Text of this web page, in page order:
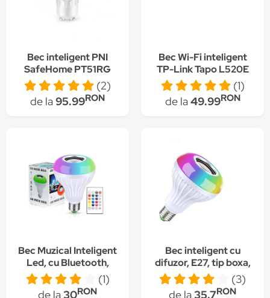
Bec inteligent PNI
SafeHome PT51RG
LED, GU10, WiFi,
RGBW, 5W, 500 lm,
lumina/culoare
Google Assistant
(2)
de la95.99RON
Bec Wi-Fi inteligent
TP-Link Tapo L520E
(1)
de la49.99RON
Bec Muzical Inteligent
Led, cu Bluetooth,
Telecomanda, Lumini
colorate, Magphone
(1)
de la30RON
Bec inteligent cu
difuzor, E27, tip boxa,
12W, bluetooth,
controlabil prin
(3)
de la35.7RON